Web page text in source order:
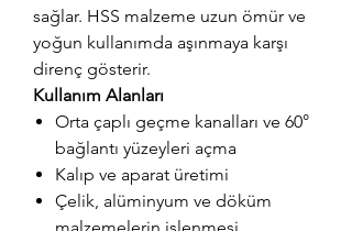
sağlar. HSS malzeme uzun ömür ve
yoğun kullanımda aşınmaya karşı
direnç gösterir.
Kullanım Alanları
Orta çaplı geçme kanalları ve 60°
bağlantı yüzeyleri açma
Kalıp ve aparat üretimi
Çelik, alüminyum ve döküm
malzemelerin işlenmesi